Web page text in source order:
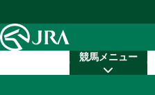
競馬メニュー